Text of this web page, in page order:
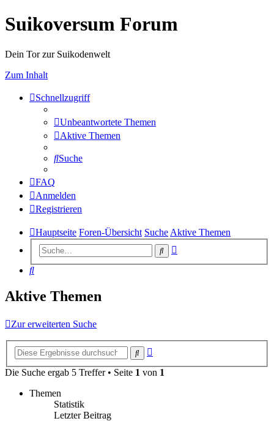
Suikoversum Forum
Dein Tor zur Suikodenwelt
Zum Inhalt
Schnellzugriff
Unbeantwortete Themen
Aktive Themen
Suche
FAQ
Anmelden
Registrieren
Hauptseite Foren-Übersicht Suche Aktive Themen
Suche
Suche
Aktive Themen
Zur erweiterten Suche
Suche
Die Suche ergab 5 Treffer • Seite 1 von 1
Themen
Statistik
Letzter Beitrag